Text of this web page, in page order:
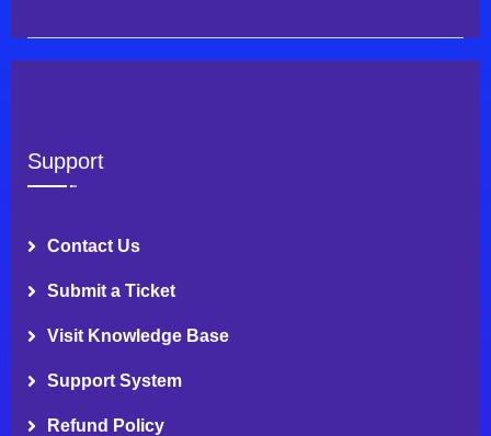
Support
Contact Us
Submit a Ticket
Visit Knowledge Base
Support System
Refund Policy